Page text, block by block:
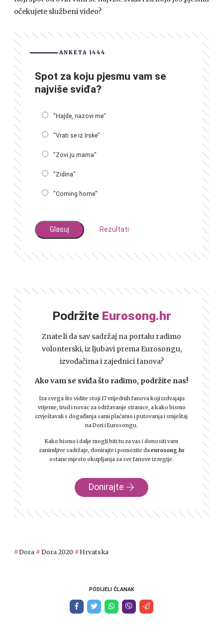
očekujete službeni video?
ANKETA 1444
Spot za koju pjesmu vam se
najviše sviđa?
"Hajde, nazovi me"
"Vrati se iz Irske"
"Zovi ju mama"
"Zidina"
"Coming home"
Rezultati
Podržite Eurosong.hr
Znate li da sav sadržaj na portalu radimo
volonterski, iz ljubavi prema Eurosongu,
izvođačima i zajednici fanova?
Ako vam se sviđa što radimo, podržite nas!
Iza svega što vidite stoji 17 vrijednih fanova koji izdvajaju
vrijeme, trud i novac za održavanje stranice, a kako bismo
izvještavali s događanja sami plaćamo i putovanja i smještaj
na Dori i Eurosongu.
Kako bismo i dalje mogli biti tu za vas i donositi vam
zanimljive sadržaje, donirajte i pomozite da eurosong.hr
ostane mjesto okupljanja za sve fanove iz regije.
Donirajte
Dora Dora 2020 Hrvatska
PODIJELI ČLANAK